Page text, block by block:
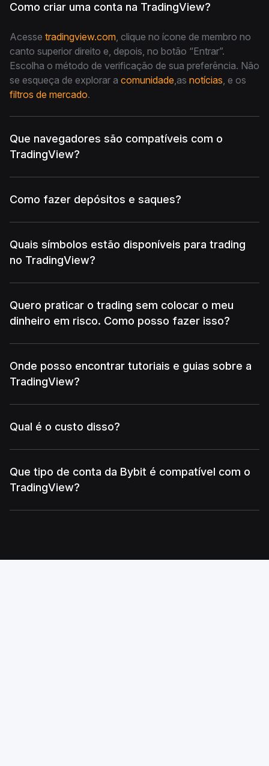
Como criar uma conta na TradingView?
Acesse tradingview.com, clique no ícone de membro no
canto superior direito e, depois, no botão “Entrar”.
Escolha o método de verificação de sua preferência. Não
se esqueça de explorar a comunidade,as notícias, e os
filtros de mercado.
Que navegadores são compatíveis com o
TradingView?
Como fazer depósitos e saques?
Quais símbolos estão disponíveis para trading
no TradingView?
Quero praticar o trading sem colocar o meu
dinheiro em risco. Como posso fazer isso?
Onde posso encontrar tutoriais e guias sobre a
TradingView?
Qual é o custo disso?
Que tipo de conta da Bybit é compatível com o
TradingView?